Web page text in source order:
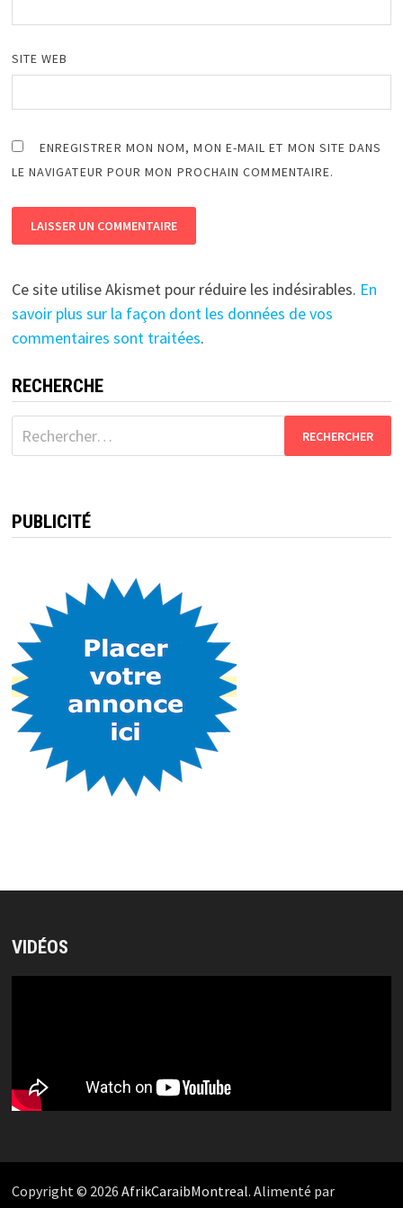
SITE WEB
ENREGISTRER MON NOM, MON E-MAIL ET MON SITE DANS
LE NAVIGATEUR POUR MON PROCHAIN COMMENTAIRE.
Ce site utilise Akismet pour réduire les indésirables. En
savoir plus sur la façon dont les données de vos
commentaires sont traitées.
RECHERCHE
Rechercher :
PUBLICITÉ
VIDÉOS
Copyright © 2026 AfrikCaraibMontreal. Alimenté par